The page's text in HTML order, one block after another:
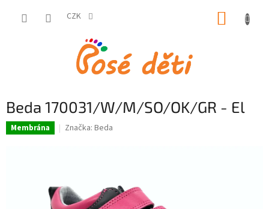
CZK
Beda 170031/W/M/SO/OK/GR - El
Membrána Značka: Beda